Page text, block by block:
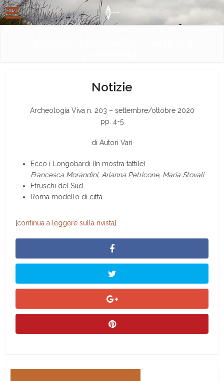
Notizie
Archeologia Viva n. 203 – settembre/ottobre 2020
pp. 4-5
di Autori Vari
Ecco i Longobardi (In mostra tattile)
Francesca Morandini, Arianna Petricone, Maria Stovali
Etruschi del Sud
Roma modello di città
[continua a leggere sulla rivista]